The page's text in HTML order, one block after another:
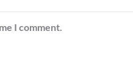
I comment.